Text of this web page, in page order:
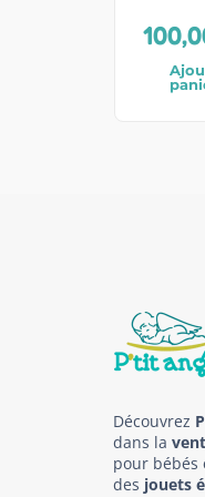
Découvrez
dans la
pour bébés
des jouets